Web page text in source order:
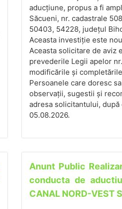
aducțiune, propus a fi
Săcueni, nr. cadastrale
50403, 54228, județul
Aceasta investiție este
Aceasta solicitare de aviz
prevederile Legii apelor
modificările și
Persoanele care doresc
observații, sugestii și
adresa solicitantului, după
05.08.2026.
Anunt Public
conducta de
CANAL NORD-VEST